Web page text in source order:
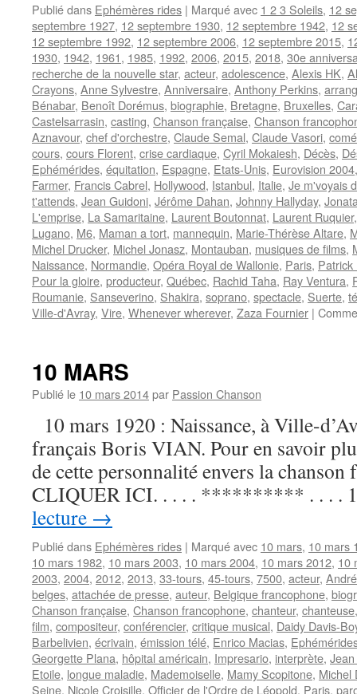
Publié dans Ephémères rides | Marqué avec 1 2 3 Soleils, 12
septembre 1927, 12 septembre 1930, 12 septembre 1942, 12
12 septembre 1992, 12 septembre 2006, 12 septembre 2015,
1930, 1942, 1961, 1985, 1992, 2006, 2015, 2018, 30e
recherche de la nouvelle star, acteur, adolescence, Alexis HK,
Crayons, Anne Sylvestre, Anniversaire, Anthony Perkins,
Bénabar, Benoît Dorémus, biographie, Bretagne, Bruxelles,
Castelsarrasin, casting, Chanson française, Chanson
Aznavour, chef d'orchestre, Claude Semal, Claude Vasori,
cours, cours Florent, crise cardiaque, Cyril Mokaiesh, Décès,
Ephémérides, équitation, Espagne, Etats-Unis, Eurovision 2004
Farmer, Francis Cabrel, Hollywood, Istanbul, Italie, Je m'voyais
t'attends, Jean Guidoni, Jérôme Dahan, Johnny Hallyday,
L'emprise, La Samaritaine, Laurent Boutonnat, Laurent Ruquier
Lugano, M6, Maman a tort, mannequin, Marie-Thérèse Altare,
Michel Drucker, Michel Jonasz, Montauban, musiques de films,
Naissance, Normandie, Opéra Royal de Wallonie, Paris, Patrick
Pour la gloire, producteur, Québec, Rachid Taha, Ray Ventura,
Roumanie, Sanseverino, Shakira, soprano, spectacle, Suerte,
Ville-d'Avray, Vire, Whenever wherever, Zaza Fournier |
10 MARS
Publié le 10 mars 2014par Passion Chanson
10 mars 1920 : Naissance, à Ville-
français Boris VIAN. Pour en savoir
de cette personnalité envers la chanson
CLIQUER ICI. . . . . ********** . . . .
lecture →
Publié dans Ephémères rides | Marqué avec 10 mars, 10 mars
10 mars 1982, 10 mars 2003, 10 mars 2004, 10 mars 2012, 10
2003, 2004, 2012, 2013, 33-tours, 45-tours, 7500, acteur,
belges, attachée de presse, auteur, Belgique francophone,
Chanson française, Chanson francophone, chanteur, chanteuse
film, compositeur, conférencier, critique musical, Daidy Davis-
Barbelivien, écrivain, émission télé, Enrico Macias,
Georgette Plana, hôpital américain, Impresario, interprète,
Etoile, longue maladie, Mademoiselle, Mamy Scopitone, Michel
Seine, Nicole Croisille, Officier de l'Ordre de Léopold, Paris,